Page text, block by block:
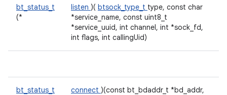
bt_status_t
(*
listen )( btsock_type_t type, const char
*service_name, const uint8_t
*service_uuid, int channel, int *sock_fd,
int flags, int callingUid)
bt_status_t
connect )(const bt_bdaddr_t *bd_addr,